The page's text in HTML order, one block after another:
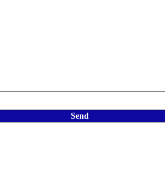
Send